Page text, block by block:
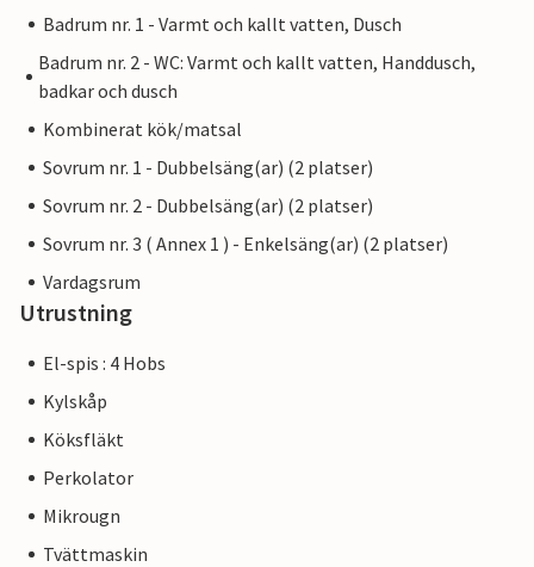
Badrum nr. 1 - Varmt och kallt vatten, Dusch
Badrum nr. 2 - WC: Varmt och kallt vatten, Handdusch,
badkar och dusch
Kombinerat kök/matsal
Sovrum nr. 1 - Dubbelsäng(ar) (2 platser)
Sovrum nr. 2 - Dubbelsäng(ar) (2 platser)
Sovrum nr. 3 ( Annex 1 ) - Enkelsäng(ar) (2 platser)
Vardagsrum
Utrustning
El-spis : 4 Hobs
Kylskåp
Köksfläkt
Perkolator
Mikrougn
Tvättmaskin